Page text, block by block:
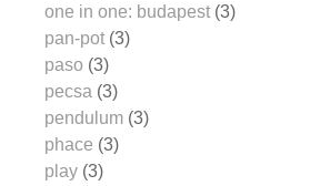
one in one: budapest (3)
pan-pot (3)
paso (3)
pecsa (3)
pendulum (3)
phace (3)
play (3)